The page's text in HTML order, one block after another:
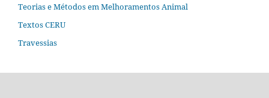
Teorias e Métodos em Melhoramentos Animal
Textos CERU
Travessias